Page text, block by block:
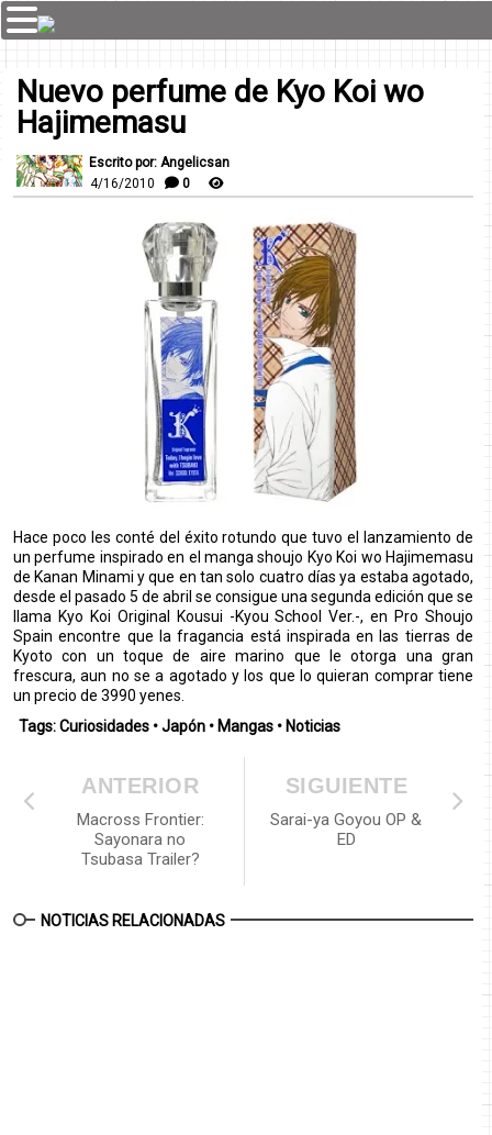
Nuevo perfume de Kyo Koi wo
Hajimemasu
Escrito por: Angelicsan
4/16/2010
0
Hace poco les conté del éxito rotundo que tuvo el lanzamiento de
un perfume inspirado en el manga shoujo Kyo Koi wo Hajimemasu
de Kanan Minami y que en tan solo cuatro días ya estaba agotado,
desde el pasado 5 de abril se consigue una segunda edición que se
llama Kyo Koi Original Kousui -Kyou School Ver.-, en Pro Shoujo
Spain encontre que la fragancia está inspirada en las tierras de
Kyoto con un toque de aire marino que le otorga una gran
frescura, aun no se a agotado y los que lo quieran comprar tiene
un precio de 3990 yenes.
Tags:Curiosidades •Japón • Mangas • Noticias
SIGUIENTE
Sarai-ya Goyou OP &
ED
ANTERIOR
Macross Frontier:
Sayonara no
Tsubasa Trailer?
NOTICIAS RELACIONADAS